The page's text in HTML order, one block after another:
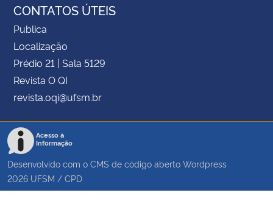
CONTATOS ÚTEIS
Publica
Localização
Prédio 21 | Sala 5129
Revista O QI
revista.oqi@ufsm.br
Acesso à
Informação
Desenvolvido com o CMS de código aberto Wordpress
2026 UFSM / CPD